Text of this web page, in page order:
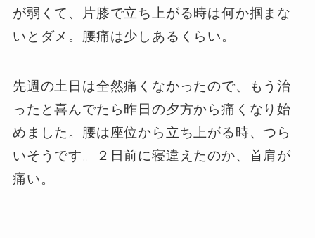
が弱くて、片膝で立ち上がる時は何か掴まな
いとダメ。腰痛は少しあるくらい。
先週の土日は全然痛くなかったので、もう治
ったと喜んでたら昨日の夕方から痛くなり始
めました。腰は座位から立ち上がる時、つら
いそうです。２日前に寝違えたのか、首肩が
痛い。